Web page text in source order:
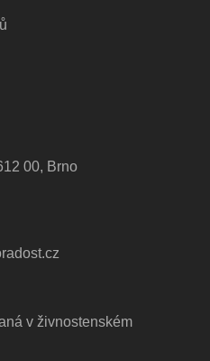
00, Brno
v živnostenském